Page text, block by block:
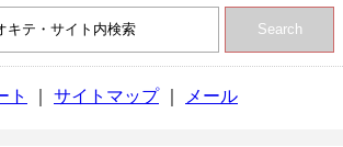
Search
ト サイトマップ｜ メール